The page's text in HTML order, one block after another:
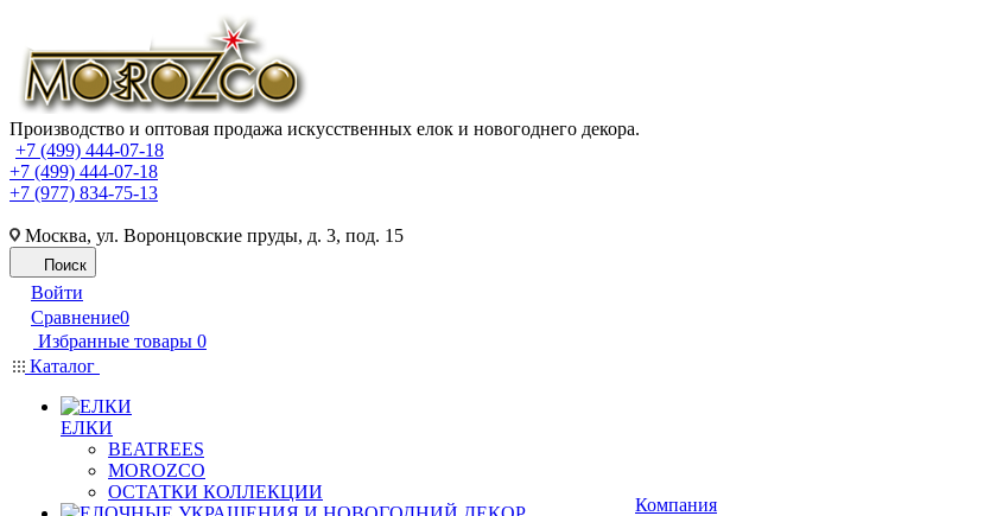
Производство и оптовая продажа искусственных елок и новогоднего декора.
+7 (499) 444-07-18
+7 (499) 444-07-18
+7 (977) 834-75-13
Москва, ул. Воронцовские пруды, д. 3, под. 15
Поиск
Войти
Сравнение0
Избранные товары 0
Каталог
ЕЛКИ
BEATREES
MOROZCO
ОСТАТКИ КОЛЛЕКЦИИ
Компания